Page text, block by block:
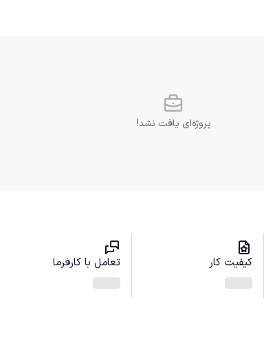
پروژه‌ای یافت نشد!
کیفیت کار تعامل با کارفرما